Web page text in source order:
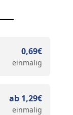
0,69€
einmalig
ab 1,29€
einmalig